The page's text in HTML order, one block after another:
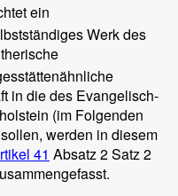
ein
Werk des
in die des Evangelisch-
(im Folgenden
werden in diesem
41 Absatz 2 Satz 2